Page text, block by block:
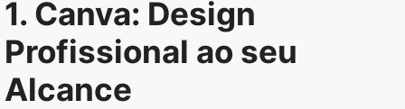
1. Canva: Design
Profissional ao seu
Alcance